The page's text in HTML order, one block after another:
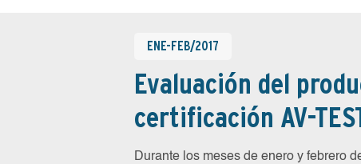
ENE-FEB/2017
Evaluación del
certificación AV-
Durante los meses de enero y febrero